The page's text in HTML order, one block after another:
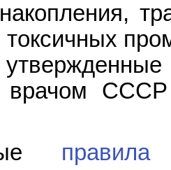
токсичных
врачом
правила